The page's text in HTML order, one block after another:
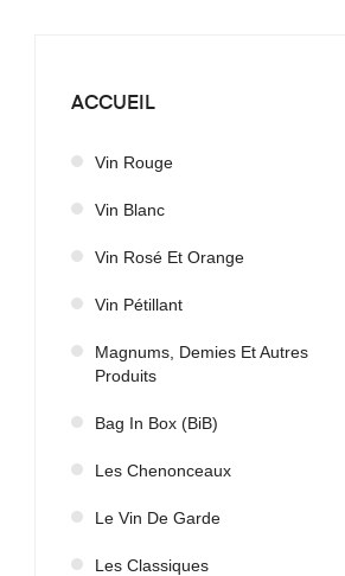
ACCUEIL
Vin Rouge
Vin Blanc
Vin Rosé Et Orange
Vin Pétillant
Magnums, Demies Et Autres
Produits
Bag In Box (BiB)
Les Chenonceaux
Le Vin De Garde
Les Classiques